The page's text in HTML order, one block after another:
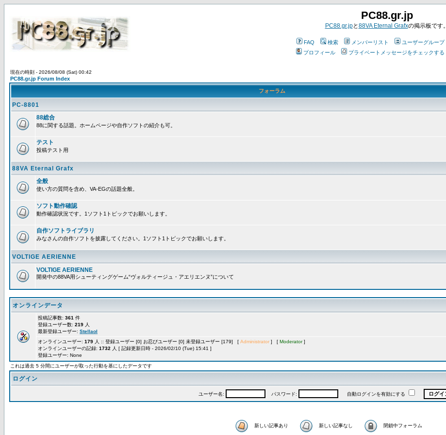
PC88.gr.jp
PC88.gr.jpと88VA Eternal Grafxの掲示板です。
FAQ 検索 メンバーリスト ユーザーグループ
プロフィール
プライベートメッセージをチェックする
現在の時刻 - 2026/08/08 (Sat) 00:42
PC88.gr.jp Forum Index
フォーラム
PC-8801
88総合
88に関する話題。ホームページや自作ソフトの紹介も可。
テスト
投稿テスト用
88VA Eternal Grafx
全般
使い方の質問を含め、VA-EGの話題全般。
ソフト動作確認
動作確認状況です。1ソフト1トピックでお願いします。
自作ソフトライブラリ
みなさんの自作ソフトを披露してください。1ソフト1トピックでお願いします。
VOLTIGE AERIENNE
VOLTIGE AERIENNE
開発中の88VA用シューティングゲーム“ヴォルティージュ・アエリエンヌ”について
オンラインデータ
投稿記事数: 361 件
登録ユーザー数: 219 人
最新登録ユーザー: Stellaol
オンラインユーザー: 179 人 :: 登録ユーザー [0] お忍びユーザー [0] 未登録ユーザー [179] [ Administrator ] [ Moderator]
オンラインユーザーの記録: 1732 人 [ 記録更新日時 - 2026/02/10 (Tue) 15:41 ]
登録ユーザー: None
これは過去 5 分間にユーザーが取った行動を基にしたデータです
ログイン
ユーザー名: パスワード: 自動ログインを有効にする
新しい記事あり 新しい記事なし 閉鎖中フォーラム